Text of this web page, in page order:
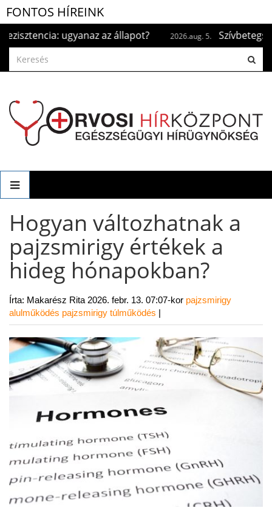
FONTOS HÍREINK
ugyanaz az állapot? 2026.aug. 5. Szívbetegség és
Hogyan változhatnak a
pajzsmirigy értékek a
hideg hónapokban?
Írta: Makarész Rita 2026. febr. 13. 07:07-kor pajzsmirigy
alulműködés pajzsmirigy túlműködés |